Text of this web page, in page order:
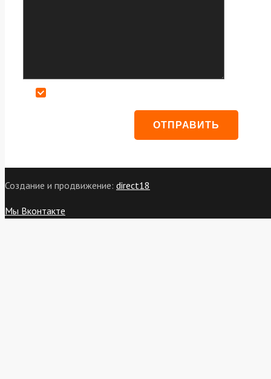
Создание и продвижение: direct18
Мы Вконтакте